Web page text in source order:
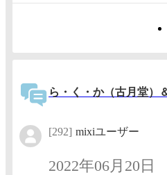
ら・く・か（古月堂）
[292] mixiユーザー
2022年06月20日